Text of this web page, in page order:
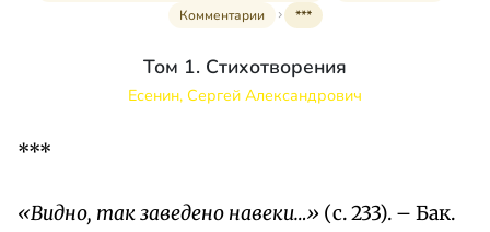
Комментарии
***
Том 1. Стихотворения
Есенин, Сергей Александрович
***
«Видно, так заведено навеки…» (с. 233). – Бак.